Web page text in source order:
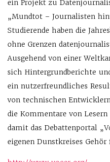
ein Projekt zu
„Mundtot – Journalisten
Studierende haben die
ohne Grenzen
Ausgehend von einer
sich Hintergrundberichte
ein nutzerfreundliches
von technischen
die Kommentare von
damit das Debattenportal
eigenen Dunstkreises Gehör